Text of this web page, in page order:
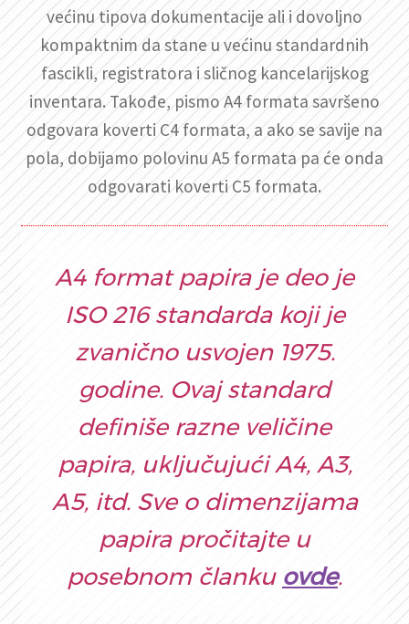
većinu tipova dokumentacije ali i dovoljno
kompaktnim da stane u većinu standardnih
fascikli, registratora i sličnog kancelarijskog
inventara. Takođe, pismo A4 formata savršeno
odgovara koverti C4 formata, a ako se savije na
pola, dobijamo polovinu A5 formata pa će onda
odgovarati koverti C5 formata.
A4 format papira je deo je
ISO 216 standarda koji je
zvanično usvojen 1975.
godine. Ovaj standard
definiše razne veličine
papira, uključujući A4, A3,
A5, itd. Sve o dimenzijama
papira pročitajte u
posebnom članku ovde.